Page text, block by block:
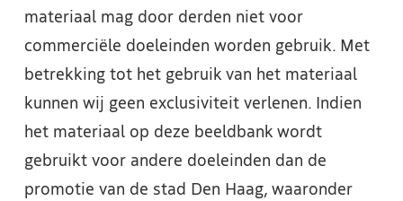
materiaal mag door derden niet voor
commerciële doeleinden worden gebruik. Met
betrekking tot het gebruik van het materiaal
kunnen wij geen exclusiviteit verlenen. Indien
het materiaal op deze beeldbank wordt
gebruikt voor andere doeleinden dan de
promotie van de stad Den Haag, waaronder